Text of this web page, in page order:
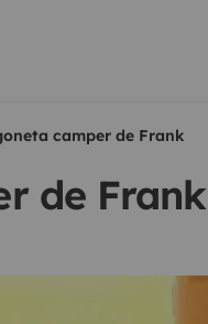
camper de Frank
de Frank